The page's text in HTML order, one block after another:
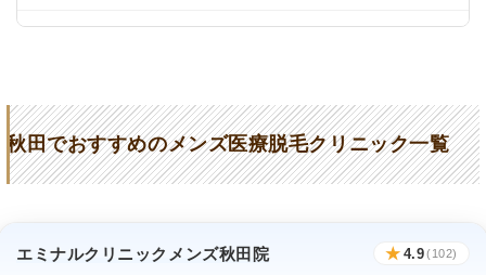
AdeBクリニック ★4.6 / 5（251件）
皮膚科岡田医院 ★2.6 / 5（62件）
後藤内科医院 ★3.0 / 5（6件）
メンズブランクリニック 秋田院 ★4.6 (40件)
秋田でおすすめのメンズ医療脱毛クリニック一覧
エミナルクリニックメンズ秋田院 ★ 4.9(102)